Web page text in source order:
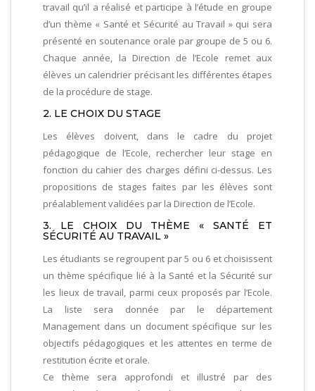
travail qu’il a réalisé et participe à l’étude en groupe
d’un thème « Santé et Sécurité au Travail » qui sera
présenté en soutenance orale par groupe de 5 ou 6.
Chaque année, la Direction de l’Ecole remet aux
élèves un calendrier précisant les différentes étapes
de la procédure de stage.
2. LE CHOIX DU STAGE
Les élèves doivent, dans le cadre du projet
pédagogique de l’Ecole, rechercher leur stage en
fonction du cahier des charges défini ci-dessus. Les
propositions de stages faites par les élèves sont
préalablement validées par la Direction de l’Ecole.
3. LE CHOIX DU THÈME « SANTÉ ET
SÉCURITÉ AU TRAVAIL »
Les étudiants se regroupent par 5 ou 6 et choisissent
un thème spécifique lié à la Santé et la Sécurité sur
les lieux de travail, parmi ceux proposés par l’Ecole.
La liste sera donnée par le département
Management dans un document spécifique sur les
objectifs pédagogiques et les attentes en terme de
restitution écrite et orale.
Ce thème sera approfondi et illustré par des